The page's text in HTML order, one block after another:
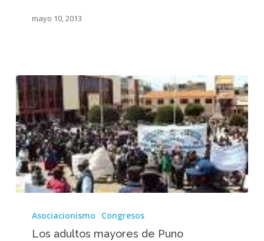
mayo 10, 2013
adultos
Asociacionismo Congresos
Los adultos mayores de Puno